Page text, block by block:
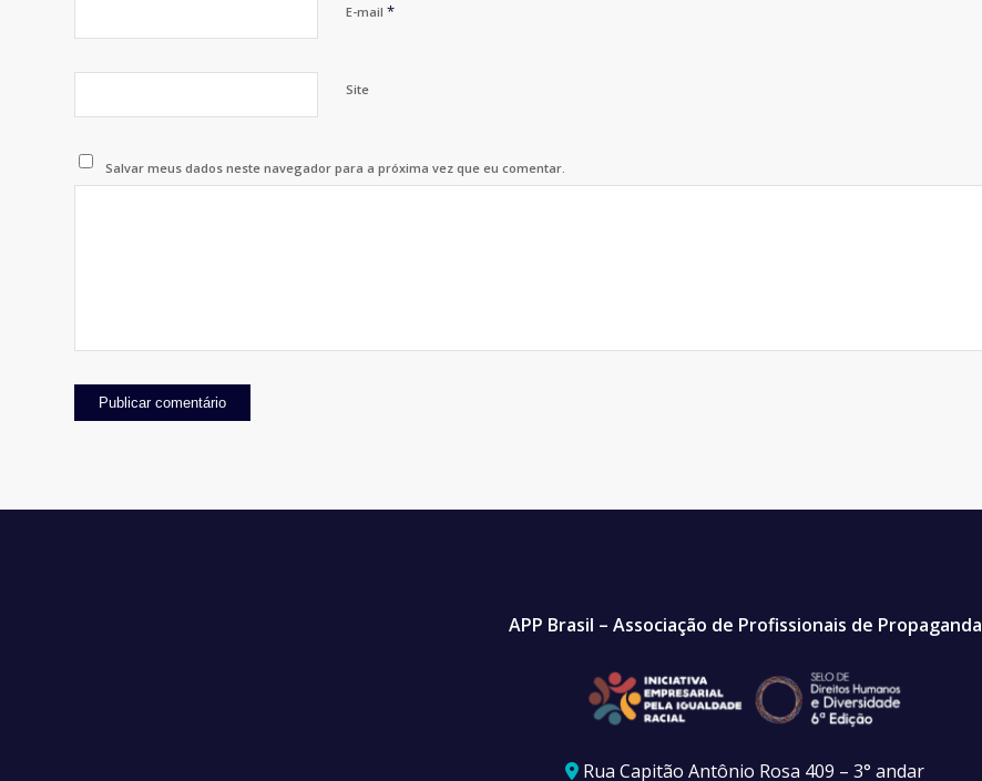
E-mail *
Site
Salvar meus dados neste navegador para a próxima vez que eu comentar.
APP Brasil – Associação de Profissionais de Propaganda
Rua Capitão Antônio Rosa 409 – 3° andar